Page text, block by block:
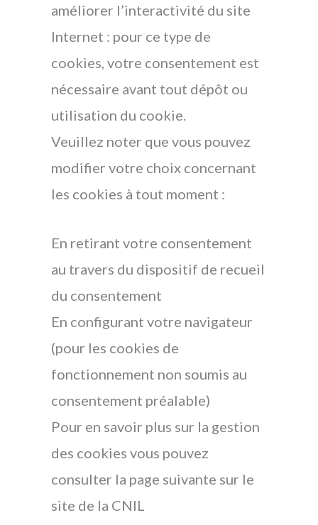
améliorer l’interactivité du site
Internet : pour ce type de
cookies, votre consentement est
nécessaire avant tout dépôt ou
utilisation du cookie.
Veuillez noter que vous pouvez
modifier votre choix concernant
les cookies à tout moment :
En retirant votre consentement
au travers du dispositif de recueil
du consentement
En configurant votre navigateur
(pour les cookies de
fonctionnement non soumis au
consentement préalable)
Pour en savoir plus sur la gestion
des cookies vous pouvez
consulter la page suivante sur le
site de la CNIL